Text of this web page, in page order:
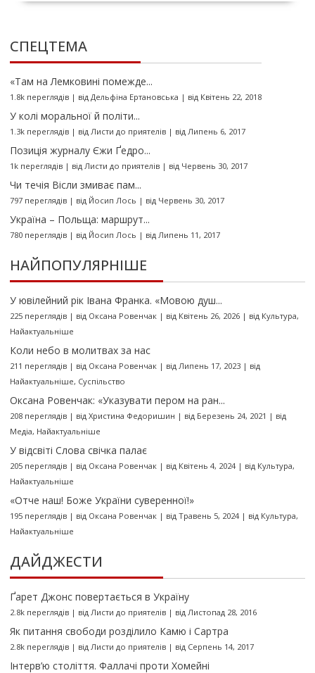
СПЕЦТЕМА
«Там на Лемковині помежде...
1.8k переглядів| від Дельфіна Ертановська | від Квітень 22, 2018
У колі моральної й політи...
1.3k переглядів| від Листи до приятелів| від Липень 6, 2017
Позиція журналу Єжи Ґедро...
1k переглядів| від Листи до приятелів| від Червень 30, 2017
Чи течія Вісли змиває пам...
797 переглядів| від Йосип Лось | від Червень 30, 2017
Україна – Польща: маршрут...
780 переглядів| від Йосип Лось | від Липень 11, 2017
НАЙПОПУЛЯРНІШЕ
У ювілейний рік Івана Франка. «Мовою душ...
225 переглядів| від Оксана Ровенчак| від Квітень 26, 2026| від Культура,
Найактуальніше
Коли небо в молитвах за нас
211 переглядів| від Оксана Ровенчак| від Липень 17, 2023| від
Найактуальніше, Суспільство
Оксана Ровенчак: «Указувати пером на ран...
208 переглядів| від Христина Федоришин | від Березень 24, 2021 | від
Медіа, Найактуальніше
У відсвіті Слова свічка палає
205 переглядів| від Оксана Ровенчак| від Квітень 4, 2024| від Культура,
Найактуальніше
«Отче наш! Боже України суверенної!»
195 переглядів| від Оксана Ровенчак| від Травень 5, 2024| від Культура,
Найактуальніше
ДАЙДЖЕСТИ
Ґарет Джонс повертається в Україну
2.8k переглядів| від Листи до приятелів| від Листопад 28, 2016
Як питання свободи розділило Камю і Сартра
2.8k переглядів| від Листи до приятелів| від Серпень 14, 2017
Інтерв’ю століття. Фаллачі проти Хомейні